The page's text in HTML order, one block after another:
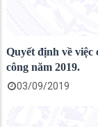
Quyết định về việc
công năm 2019.
03/09/2019